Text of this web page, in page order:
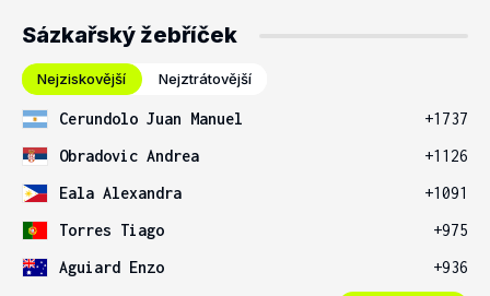
Sázkařský žebříček
Nejziskovější Nejztrátovější
Cerundolo Juan Manuel
+1737
Obradovic Andrea
+1126
Eala Alexandra
+1091
Torres Tiago
+975
Aguiard Enzo
+936